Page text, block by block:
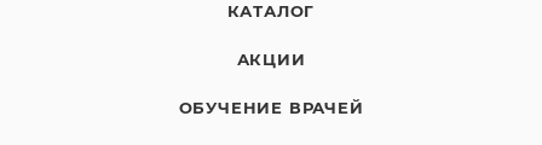
КАТАЛОГ
АКЦИИ
ОБУЧЕНИЕ ВРАЧЕЙ